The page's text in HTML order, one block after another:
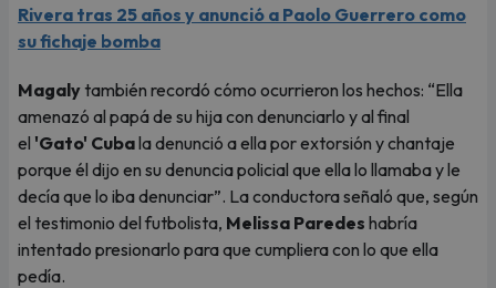
Rivera tras 25 años y anunció a Paolo Guerrero como
su fichaje bomba
Magaly también recordó cómo ocurrieron los hechos: “Ella
amenazó al papá de su hija con denunciarlo y al final
el 'Gato' Cubala denunció a ella por extorsión y chantaje
porque él dijo en su denuncia policial que ella lo llamaba y le
decía que lo iba denunciar”. La conductora señaló que, según
el testimonio del futbolista, Melissa Paredes habría
intentado presionarlo para que cumpliera con lo que ella
pedía.